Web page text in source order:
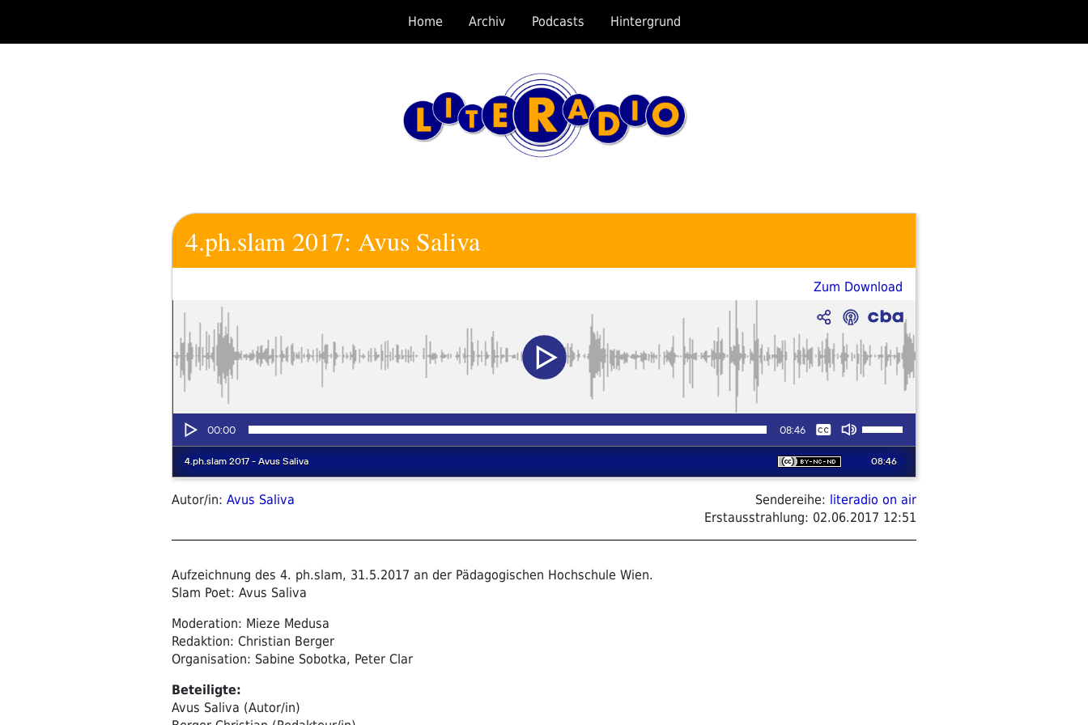
springen
Home Archiv Podcasts Hintergrund
4.ph.slam 2017: Avus Saliva
Zum Download
Autor/in: Avus Saliva Sendereihe: literadio on air
Erstausstrahlung: 02.06.2017 12:51
Aufzeichnung des 4. ph.slam, 31.5.2017 an der Pädagogischen Hochschule Wien.
Slam Poet: Avus Saliva
Moderation: Mieze Medusa
Redaktion: Christian Berger
Organisation: Sabine Sobotka, Peter Clar
Beteiligte:
Avus Saliva (Autor/in)